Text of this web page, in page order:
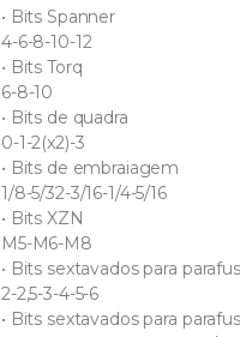
• Bits Spanner
4-6-8-10-12
• Bits Torq
6-8-10
• Bits de quadra
0-1-2(x2)-3
• Bits de embraiagem
1/8-5/32-3/16-1/4-5/16
• Bits XZN
M5-M6-M8
• Bits sextavados para
2-2,5-3-4-5-6
• Bits sextavados para